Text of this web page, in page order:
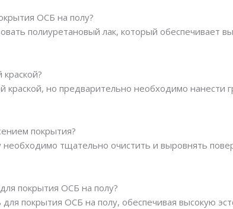
ОСБ на полу?
полиуретановый лак, который обеспечивает
но предварительно необходимо нанести
покрытия?
тщательно очистить и выровнять
покрытия ОСБ на полу?
покрытия ОСБ на полу, обеспечивая высокую